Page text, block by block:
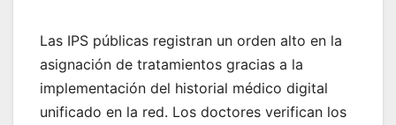
Las IPS públicas registran un orden alto en la
asignación de tratamientos gracias a la
implementación del historial médico digital
unificado en la red. Los doctores verifican los